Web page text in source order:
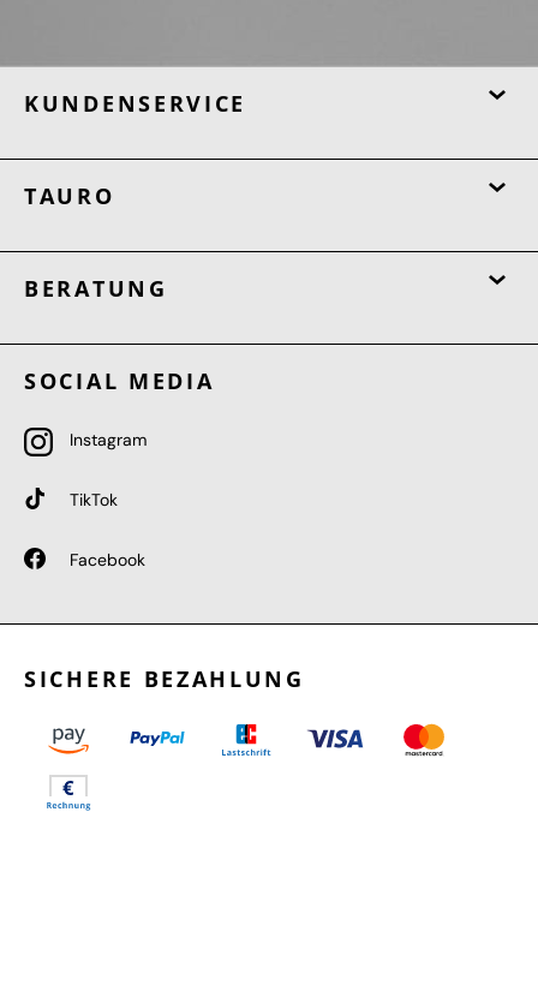
KUNDENSERVICE
TAURO
BERATUNG
SOCIAL MEDIA
Instagram
TikTok
Facebook
SICHERE BEZAHLUNG